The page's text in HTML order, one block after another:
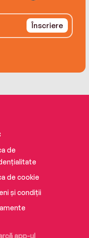
but how can he
Înscriere
app-ul
de
de cookie
și condiții